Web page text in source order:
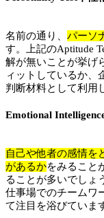
名前の通り、 パーソ
す。上記のAptitude
解が無いことが挙げ
ィットしているか、
判断材料として利用
Emotional
自己や他者の感情を
があるかをみること
ることが多いでしょ
仕事場でのチームワ
て注目を浴びていま